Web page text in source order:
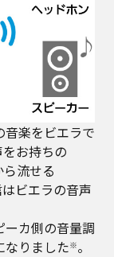
音楽をビエラで
お持ちの
流せる
ビエラの音声
ーカ側の音量調
なりました※。